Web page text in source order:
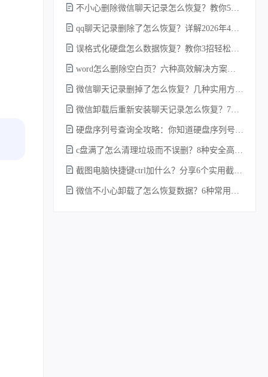
不小心删除微信聊天记录怎么恢复？教你5种简单找回的方法！
qq聊天记录删除了怎么恢复？详解2026年4种常用有效的方法（支持.db数据库提取）
误格式化硬盘怎么数据恢复？教你3招轻松恢复！
word怎么删除空白页？六种高效解决方案（2026年最新实操指南）！
微信聊天记录删掉了怎么恢复？几种实用方法详解！
微信卸载后重新安装聊天记录怎么恢复？7种实测有效的恢复方案详解！
硬盘序列号查询全攻略：你知道硬盘序列号怎么查吗？
c盘满了怎么清理垃圾而不误删？8种安全高效的方法详解+误删恢复指南！
截图电脑快捷键ctrl加什么？分享6个实用截图方法！
微信不小心卸载了怎么恢复数据？6种常用方法详解！